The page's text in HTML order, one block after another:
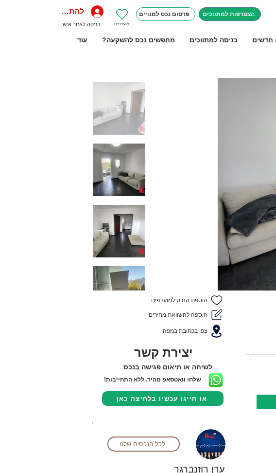
להתחברות
כניסה לאזור אישי מועדפים
פרסום נכס למנויים הצטרפות למתווכים
חדשים כניסה למתווכים מחפשים נכס להשקעה? עוד
הוספת הנכס למועדפים
הוספה להשוואת מחירים
צפו בכתובת במפה
יצירת קשר
לשיחה או תיאום פגישה בנכס
שלחו וואטסאפ מהיר. ללא התחייבות!
או חייגו עכשיו בלחיצה כאן
לכל הנכסים שלנו
ערן רוזנברגר